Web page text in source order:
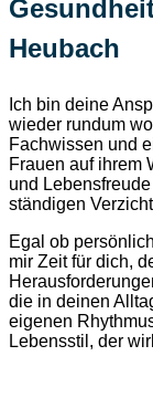
Heubach
Ich bin deine
wieder rundum
Fachwissen und
Frauen auf ihrem
und
ständigen
Egal ob
mir Zeit für dich,
die in deinen
eigenen
Lebensstil, der